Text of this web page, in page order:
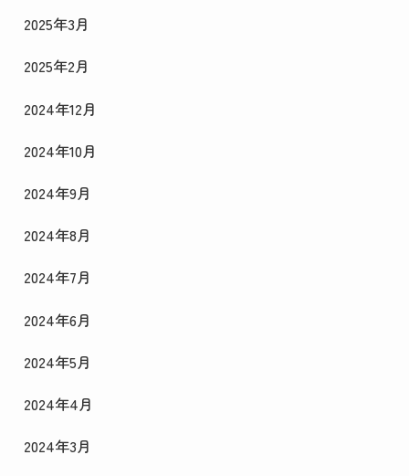
2025年3月
2025年2月
2024年12月
2024年10月
2024年9月
2024年8月
2024年7月
2024年6月
2024年5月
2024年4月
2024年3月